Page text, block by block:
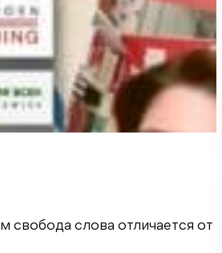
свобода слова отличается от